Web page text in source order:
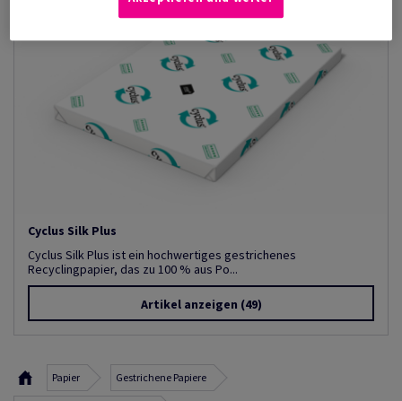
Cyclus Silk Plus
Cyclus Silk Plus ist ein hochwertiges gestrichenes
Recyclingpapier, das zu 100 % aus Po...
Artikel anzeigen (49)
Papier Gestrichene Papiere